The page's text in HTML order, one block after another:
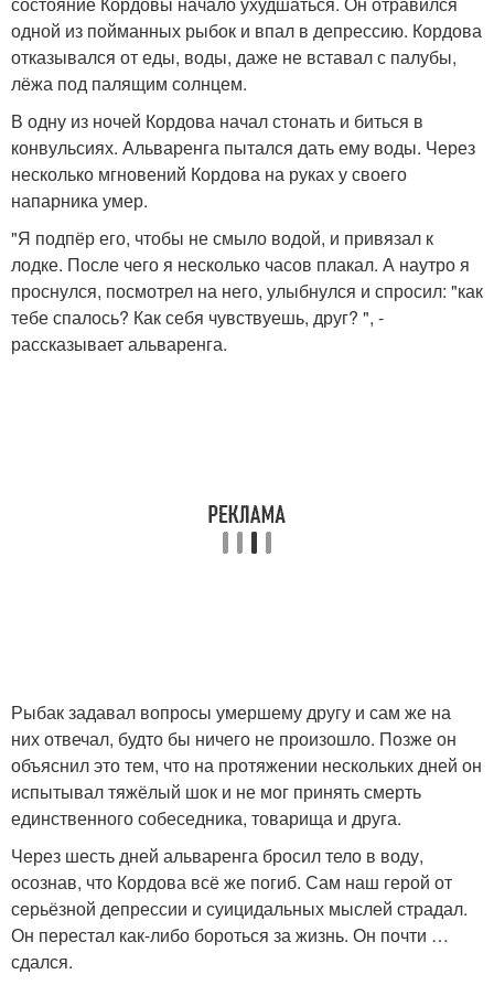
одной из пойманных рыбок и впал в депрессию. Кордова
отказывался от еды, воды, даже не вставал с палубы,
лёжа под палящим солнцем.
В одну из ночей Кордова начал стонать и биться в
конвульсиях. Альваренга пытался дать ему воды. Через
несколько мгновений Кордова на руках у своего
напарника умер.
"Я подпёр его, чтобы не смыло водой, и привязал к
лодке. После чего я несколько часов плакал. А наутро я
проснулся, посмотрел на него, улыбнулся и спросил: "как
тебе спалось? Как себя чувствуешь, друг? ", -
рассказывает альваренга.
Рыбак задавал вопросы умершему другу и сам же на
них отвечал, будто бы ничего не произошло. Позже он
объяснил это тем, что на протяжении нескольких дней он
испытывал тяжёлый шок и не мог принять смерть
единственного собеседника, товарища и друга.
Через шесть дней альваренга бросил тело в воду,
осознав, что Кордова всё же погиб. Сам наш герой от
серьёзной депрессии и суицидальных мыслей страдал.
Он перестал как-либо бороться за жизнь. Он почти …
сдался.